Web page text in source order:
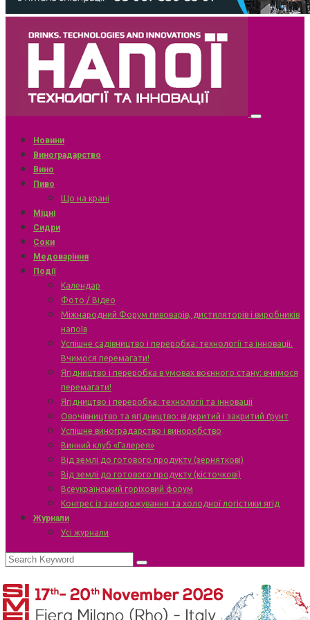
Новини
Виноградарство
Вино
Пиво
Що на крані
Міцні
Сидри
Соки
Медоваріння
Події
Календар
Фото / Відео
Міжнародний Форум пивоварів, дистиляторів і виробників
напоїв
Успішне садівництво і переробка: технології та інновації.
Вчимося перемагати!
Ягідництво і переробка в умовах воєнного стану: вчимося
перемагати!
Ягідництво і переробка: технології та інновації
Овочівництво та ягідництво: відкритий і закритий ґрунт
Успішне виноградарство і виноробство
Винний клуб «Галерея»
Від землі до готового продукту (зерняткові)
Від землі до готового продукту (кісточкові)
Всеукраїнський горіховий форум
Конгрес із заморожування та холодної логістики ягід
Журнали
Усі журнали